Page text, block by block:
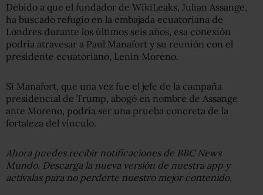
Debido a que el fundador de WikiLeaks, Julian Assange,
ha buscado refugio en la embajada ecuatoriana de
Londres durante los últimos seis años, esa conexión
podría atravesar a Paul Manafort y su reunión con el
presidente ecuatoriano, Lenín Moreno.
Si Manafort, que una vez fue el jefe de la campaña
presidencial de Trump, abogó en nombre de Assange
ante Moreno, podría ser una prueba concreta de la
fortaleza del vínculo.
Ahora puedes recibir notificaciones de BBC News
Mundo. Descarga la nueva versión de nuestra app y
actívalas para no perderte nuestro mejor contenido.